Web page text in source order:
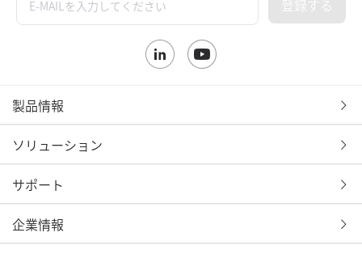
登録する
製品情報
ソリューション
サポート
企業情報